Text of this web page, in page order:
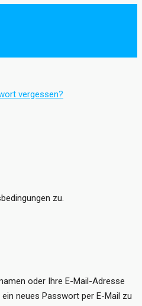
vergessen?
zu.
oder Ihre E-Mail-Adresse
neues Passwort per E-Mail zu